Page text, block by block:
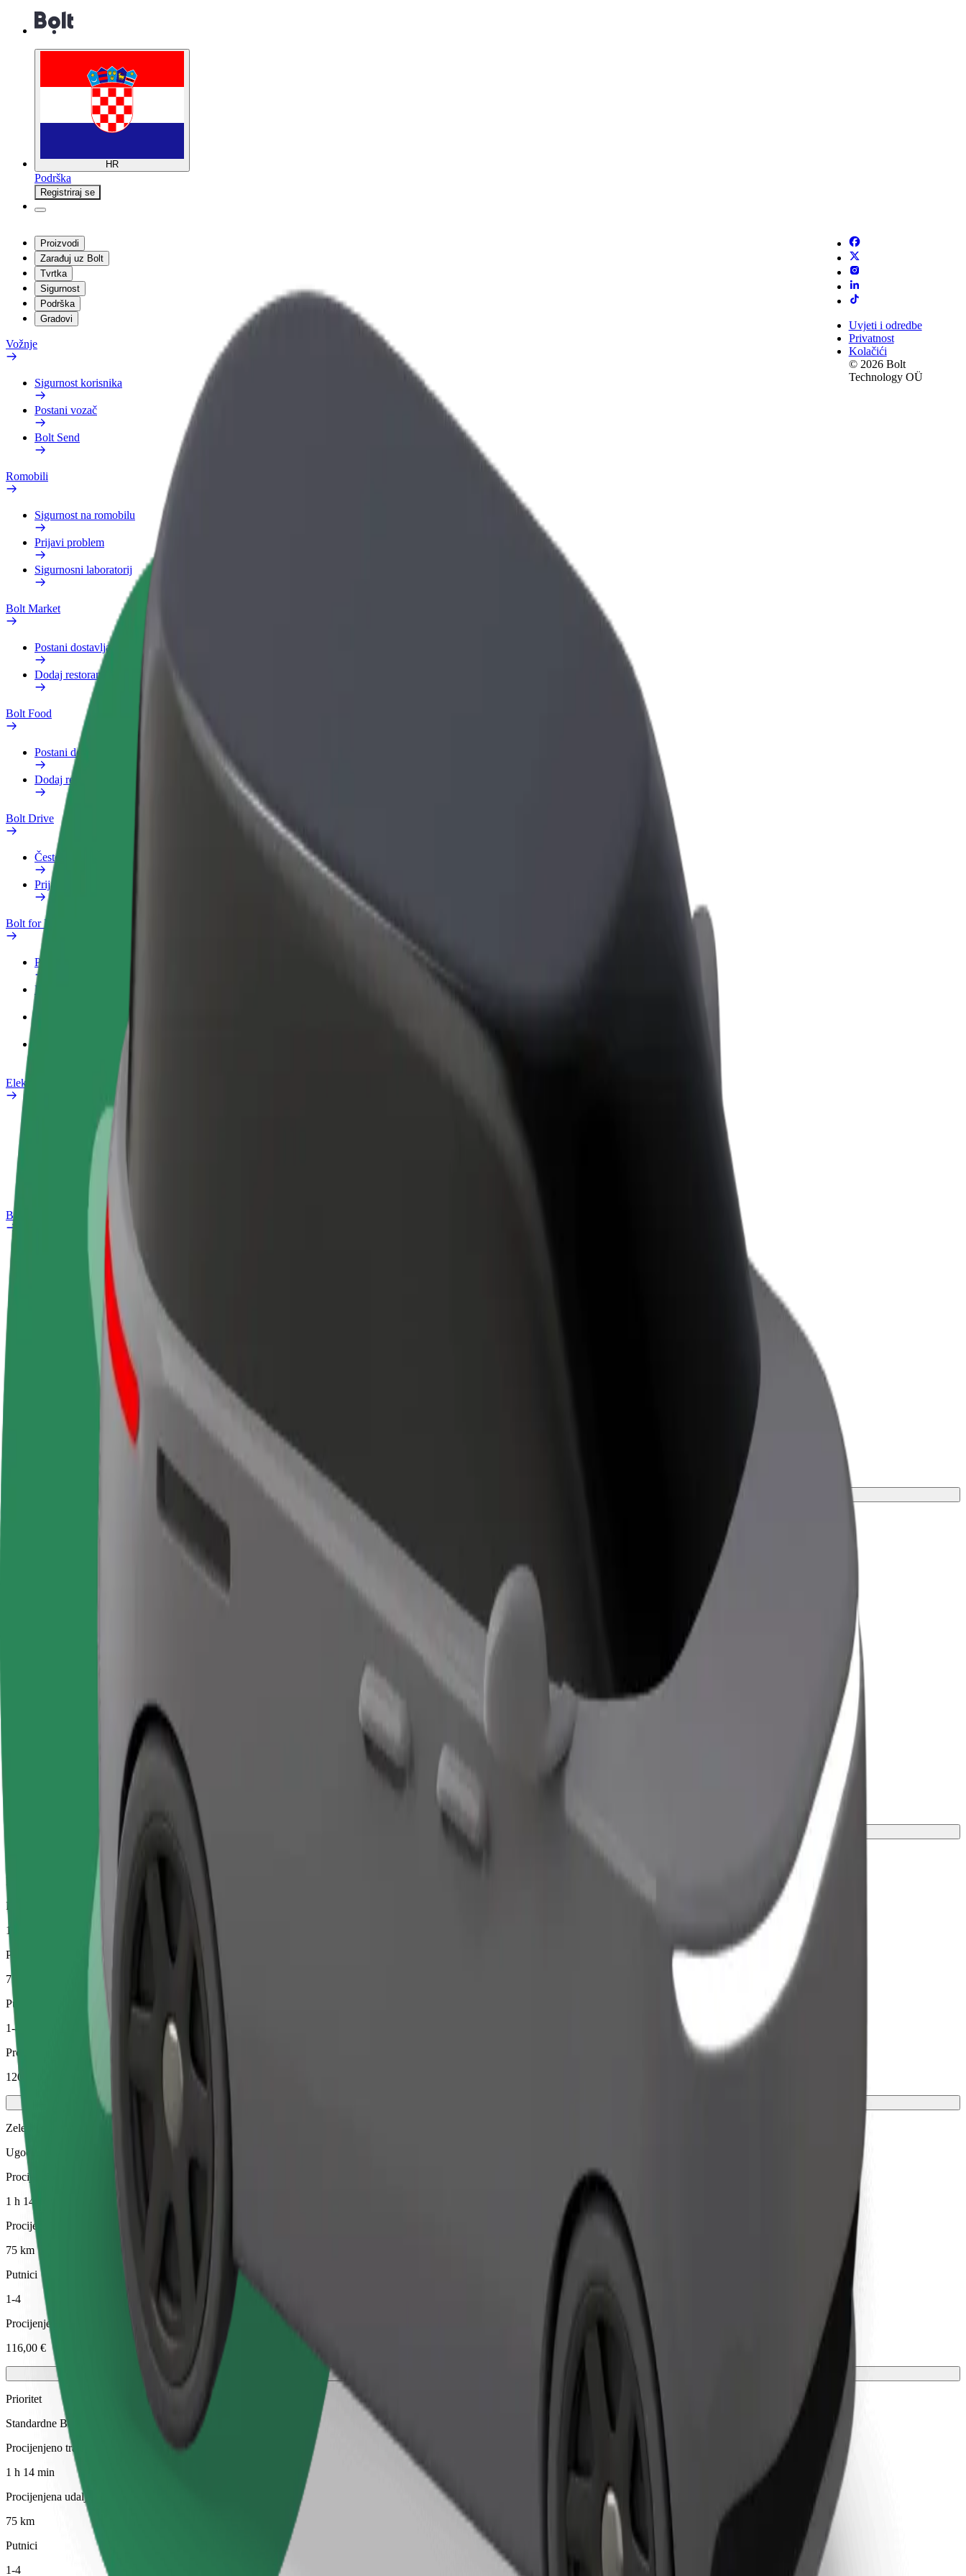
HR
Podrška
Registriraj se
Proizvodi
Zarađuj uz Bolt
Tvrtka
Sigurnost
Podrška
Gradovi
Vožnje
Sigurnost korisnika
Postani vozač
Bolt Send
Romobili
Sigurnost na romobilu
Prijavi problem
Sigurnosni laboratorij
Bolt Market
Postani dostavljač
Dodaj restoran ili trgovinu
Bolt Food
Postani dostavljač
Dodaj restoran ili trgovinu
Bolt Drive
Često postavljana pitanja
Prijavi vozilo
Bolt for Business
Pogodnosti
Poslovni profil
Bolt Food za poslovne korisnike
Električni bicikli
Sigurnosni laboratorij
Prijavi problem
Često postavljana pitanja
Bolt Plus
Kako se pridružiti
Često postavljana pitanja
Zarađuj po vlastitim
Postani dostavljač
Dostavljaj hranu i primaj tjedne
isplate
Uvjeti i odredbe
Privatnost
Kolačići
© 2026 Bolt
Technology OÜ
Kako doći od Gare de Nice-Ville do Amazon Hub Locker
Tražiš najbolji način da stigneš od Gare de Nice-Ville do Amazon Hub Locker? Istraži naše usluge i pronađi savršenu za svoje putovanje.
Udobnost i praktičnost su nadohvat ruke!
Zatraži vožnju
Pouzdane vožnje u svakodnevnim automobilima srednje veličine.
Procijenjeno trajanje putovanja
1 h 14 min
Procijenjena udaljenost
75 km
Putnici
1-4
Procijenjena cijena
120,20 €
Zelena
Ugodne vožnje u hibridnim i električnim vozilima
Procijenjeno trajanje putovanja
1 h 14 min
Procijenjena udaljenost
75 km
Putnici
1-4
Procijenjena cijena
116,00 €
Prioritet
Standardne Bolt vožnje s bržim preuzimanjem
Procijenjeno trajanje putovanja
1 h 14 min
Procijenjena udaljenost
75 km
Putnici
1-4